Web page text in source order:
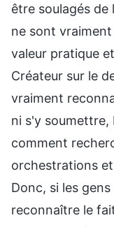
être soulagés de
ne sont
valeur pratique
Créateur sur le
vraiment
ni s'y soumettre,
comment
orchestrations
Donc, si les
reconnaître le